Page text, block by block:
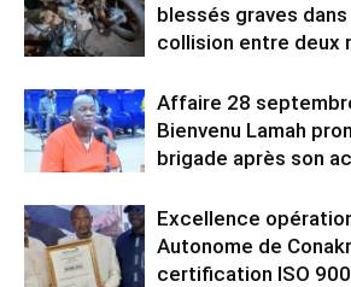
blessés graves
collision entre deux
Affaire 28
Bienvenu Lamah
brigade après son
Excellence
Autonome de
certification ISO